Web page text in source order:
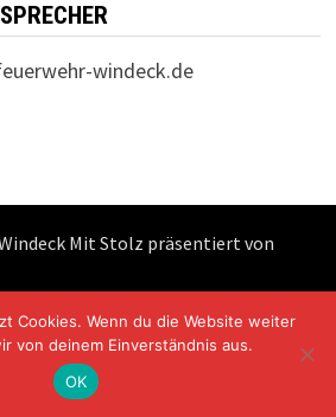
windeck.de
Mit Stolz präsentiert von
Cookies. Wenn du die Website weiter
von deinem Einverständnis aus.
OK